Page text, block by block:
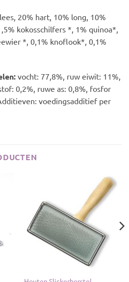
20% hart, 10% long, 10%
kokosschilfers *, 1% quinoa*,
*, 0,1% knoflook*, 0,1%
vocht: 77,8%, ruw eiwit: 11%,
0,2%, ruwe as: 0,8%, fosfor
voedingsadditief per